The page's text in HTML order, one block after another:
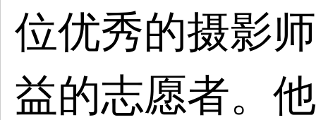
位优秀的摄影
益的志愿者。